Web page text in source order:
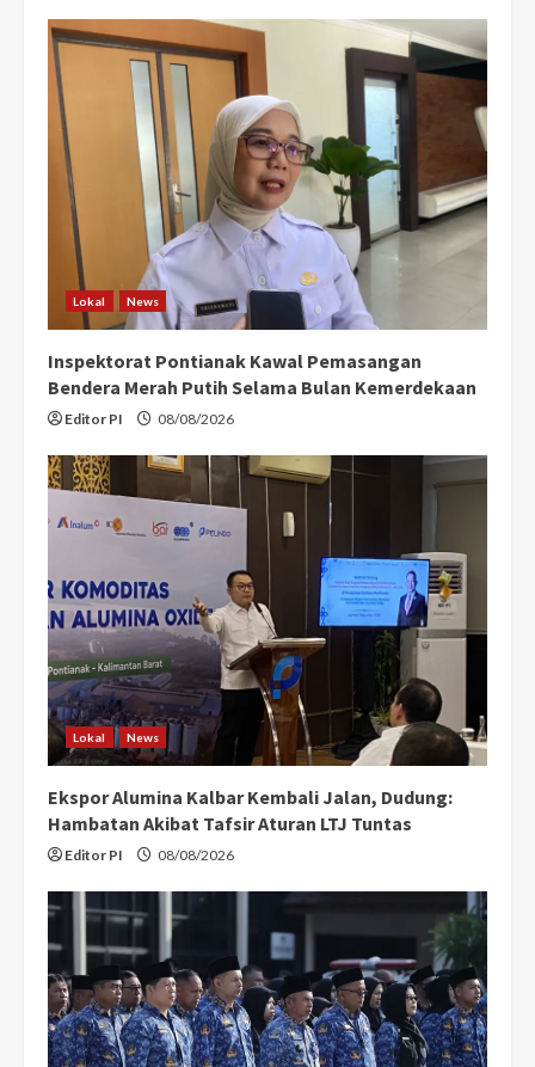
R
e
a
d
g
Lokal News
Inspektorat Pontianak Kawal Pemasangan
Bendera Merah Putih Selama Bulan Kemerdekaan
Editor PI 08/08/2026
Lokal News
Ekspor Alumina Kalbar Kembali Jalan, Dudung:
Hambatan Akibat Tafsir Aturan LTJ Tuntas
Editor PI 08/08/2026